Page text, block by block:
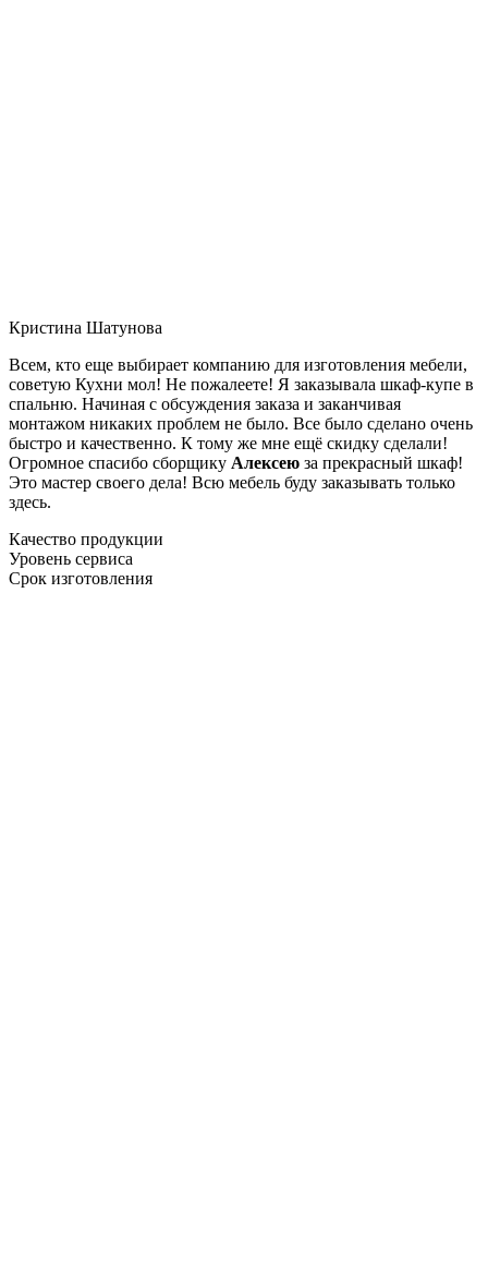
Кристина Шатунова
Всем, кто еще выбирает компанию для изготовления мебели,
советую Кухни мол! Не пожалеете! Я заказывала шкаф-купе в
спальню. Начиная с обсуждения заказа и заканчивая
монтажом никаких проблем не было. Все было сделано очень
быстро и качественно. К тому же мне ещё скидку сделали!
Огромное спасибо сборщику Алексею за прекрасный шкаф!
Это мастер своего дела! Всю мебель буду заказывать только
здесь.
Качество продукции
Уровень сервиса
Срок изготовления